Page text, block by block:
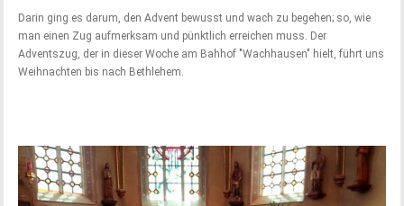
Darin ging es darum, den Advent bewusst und wach zu begehen; so, wie
man einen Zug aufmerksam und pünktlich erreichen muss. Der
Adventszug, der in dieser Woche am Bahhof "Wachhausen" hielt, führt uns
Weihnachten bis nach Bethlehem.